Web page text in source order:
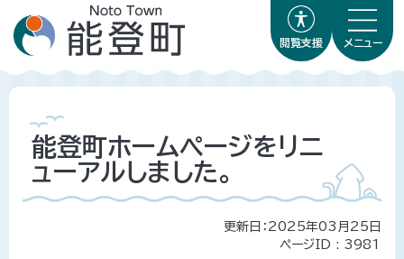
閲覧支援 メニュー
能登町ホームページをリニ
ューアルしました。
更新日：2025年03月25日
ページID : 3981